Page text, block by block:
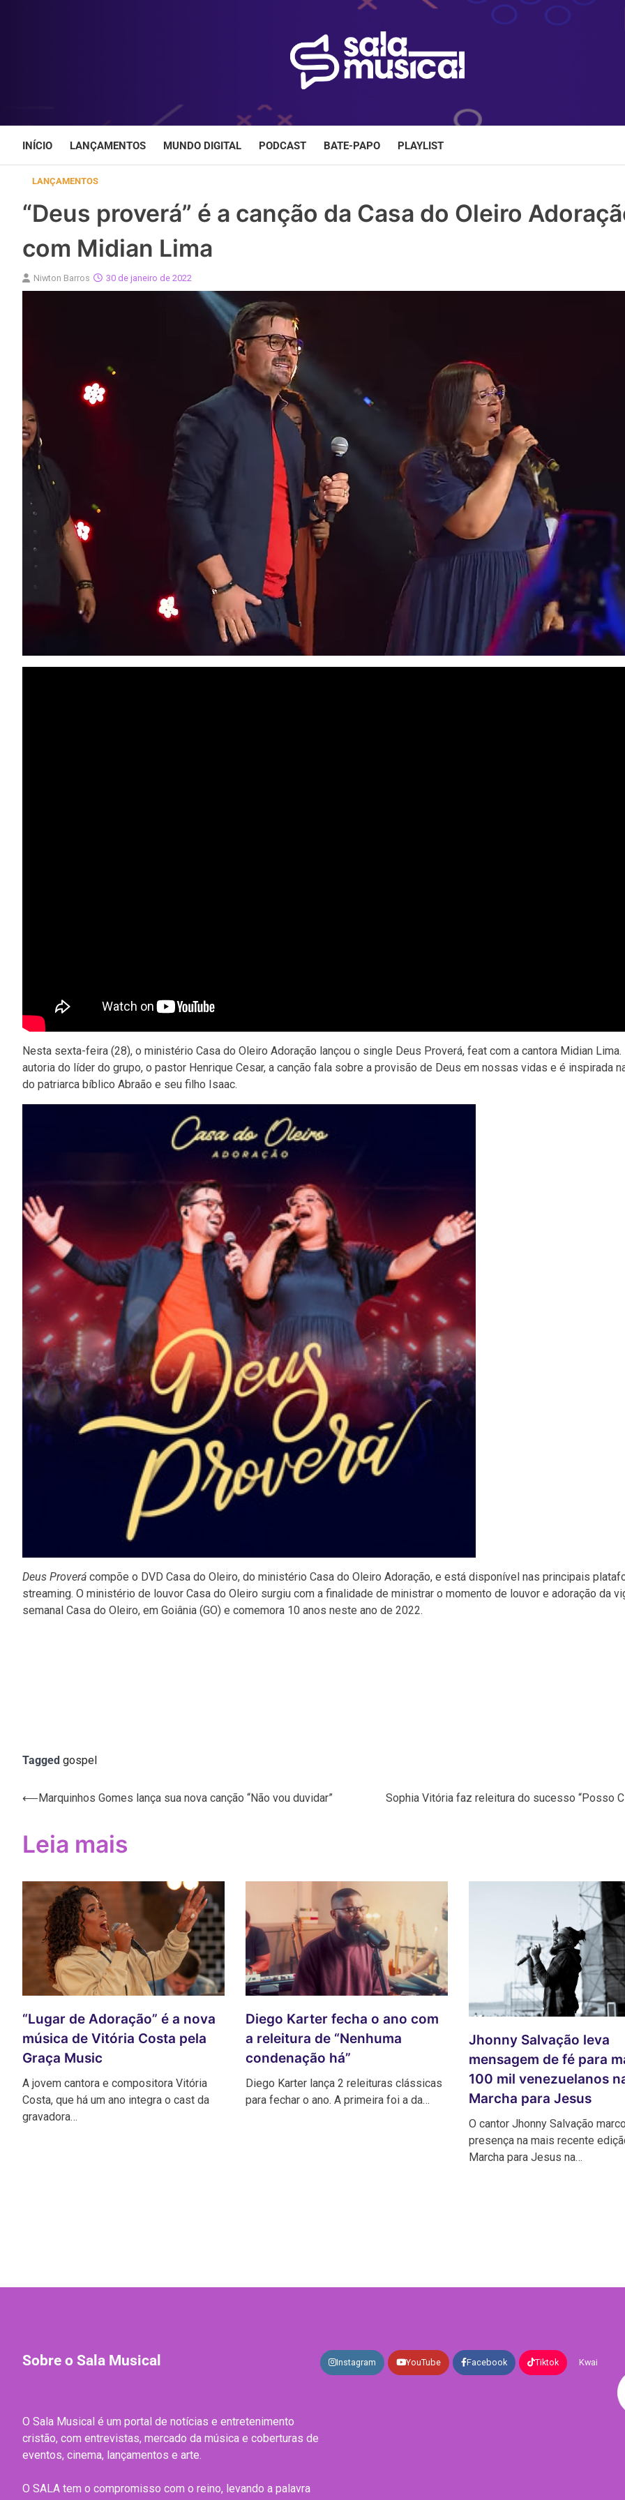
INÍCIO LANÇAMENTOS MUNDO DIGITAL PODCAST BATE-PAPO PLAYLIST
LANÇAMENTOS
“Deus proverá” é a canção da Casa do Oleiro
com Midian Lima
Niwton Barros 30 de janeiro de 2022
Nesta sexta-feira (28), o ministério Casa do Oleiro Adoração lançou o single Deus Proverá, feat com a cantora Midian Lima.
autoria do líder do grupo, o pastor Henrique Cesar, a canção fala sobre a provisão de Deus em nossas vidas e é inspirada
do patriarca bíblico Abraão e seu filho Isaac.
Deus Proverá compõe o DVD Casa do Oleiro, do ministério Casa do Oleiro Adoração, e está disponível nas principais
streaming. O ministério de louvor Casa do Oleiro surgiu com a finalidade de ministrar o momento de louvor e adoração da
semanal Casa do Oleiro, em Goiânia (GO) e comemora 10 anos neste ano de 2022.
Tagged gospel
Navegação
Post
⟵Marquinhos Gomes lança sua nova canção “Não vou duvidar” Sophia Vitória faz releitura do sucesso “Posso
Leia mais
“Lugar de Adoração” é a nova
música de Vitória Costa pela
Graça Music
A jovem cantora e compositora Vitória
Costa, que há um ano integra o cast da
gravadora…
Diego Karter fecha o ano com
a releitura de “Nenhuma
condenação há”
Diego Karter lança 2 releituras clássicas
para fechar o ano. A primeira foi a da…
Jhonny Salvação leva
mensagem de fé para
100 mil venezuelanos
Marcha para Jesus
O cantor Jhonny Salvação
presença na mais recente
Marcha para Jesus na…
Sobre o Sala Musical
O Sala Musical é um portal de notícias e entretenimento
cristão, com entrevistas, mercado da música e coberturas de
eventos, cinema, lançamentos e arte.
O SALA tem o compromisso com o reino, levando a palavra
Instagram YouTube Facebook Tiktok Kwai